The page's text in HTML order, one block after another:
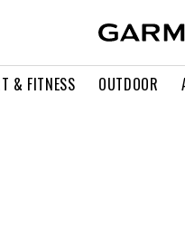
& FITNESS OUTDOOR